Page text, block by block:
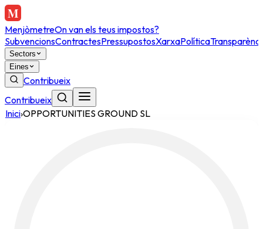
MenjòmetreOn van els teus impostos?
SubvencionsContractesPressupostosXarxaPolítica
Sectors
Eines
Contribueix
Contribueix
Inici›OPPORTUNITIES GROUND SL